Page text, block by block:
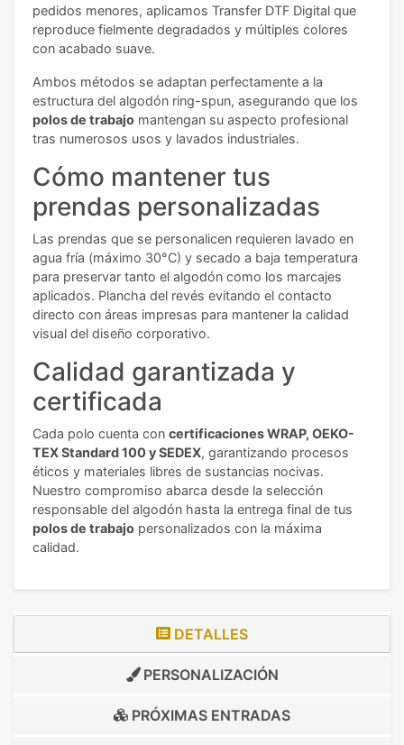
pedidos menores, aplicamos Transfer DTF Digital que
reproduce fielmente degradados y múltiples colores
con acabado suave.
Ambos métodos se adaptan perfectamente a la
estructura del algodón ring-spun, asegurando que los
polos de trabajo mantengan su aspecto profesional
tras numerosos usos y lavados industriales.
Cómo mantener tus
prendas personalizadas
Las prendas que se personalicen requieren lavado en
agua fría (máximo 30°C) y secado a baja temperatura
para preservar tanto el algodón como los marcajes
aplicados. Plancha del revés evitando el contacto
directo con áreas impresas para mantener la calidad
visual del diseño corporativo.
Calidad garantizada y
certificada
Cada polo cuenta con certificaciones WRAP, OEKO-
TEX Standard 100 y SEDEX, garantizando procesos
éticos y materiales libres de sustancias nocivas.
Nuestro compromiso abarca desde la selección
responsable del algodón hasta la entrega final de tus
polos de trabajo personalizados con la máxima
calidad.
DETALLES
PERSONALIZACIÓN
PRÓXIMAS ENTRADAS